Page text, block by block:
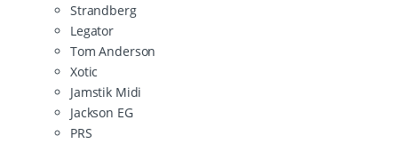
Strandberg
Legator
Tom Anderson
Xotic
Jamstik Midi
Jackson EG
PRS